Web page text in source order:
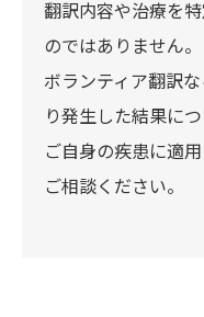
翻訳内容や治療を
のではありません。
ボランティア翻訳
り発生した結果に
ご自身の疾患に適
ご相談ください。